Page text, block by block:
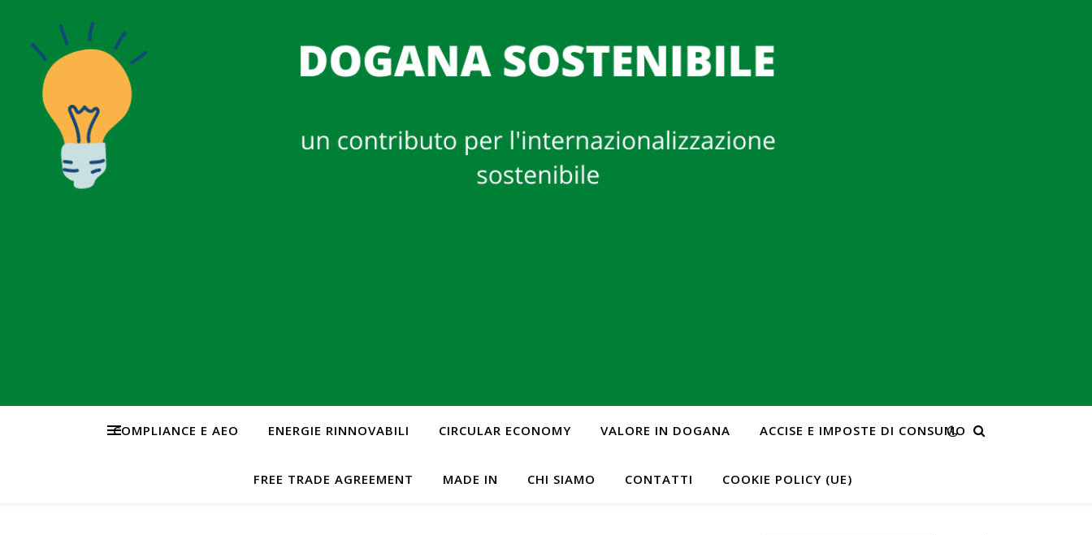
COMPLIANCE E AEO ENERGIE RINNOVABILI CIRCULAR ECONOMY VALORE IN DOGANA ACCISE E IMPOSTE DI CONSUMO
FREE TRADE AGREEMENT MADE IN CHI SIAMO CONTATTI COOKIE POLICY (UE)